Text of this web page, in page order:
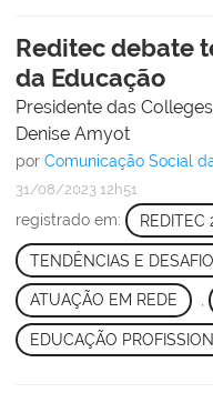
Reditec debate
da Educação
Presidente das
Denise Amyot
por Comunicação Social
31/08/2023 12h51
registrado em: REDITEC
TENDÊNCIAS E
ATUAÇÃO EM REDE ,
EDUCAÇÃO